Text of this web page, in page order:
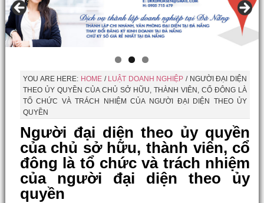
YOU ARE HERE: HOME / LUẬT DOANH NGHIỆP /NGƯỜI ĐẠI DIỆN
THEO ỦY QUYỀN CỦA CHỦ SỞ HỮU, THÀNH VIÊN, CỔ ĐÔNG LÀ
TỔ CHỨC VÀ TRÁCH NHIỆM CỦA NGƯỜI ĐẠI DIỆN THEO ỦY
QUYỀN
Người đại diện theo ủy quyền
của chủ sở hữu, thành viên, cổ
đông là tổ chức và trách nhiệm
của người đại diện theo ủy
quyền